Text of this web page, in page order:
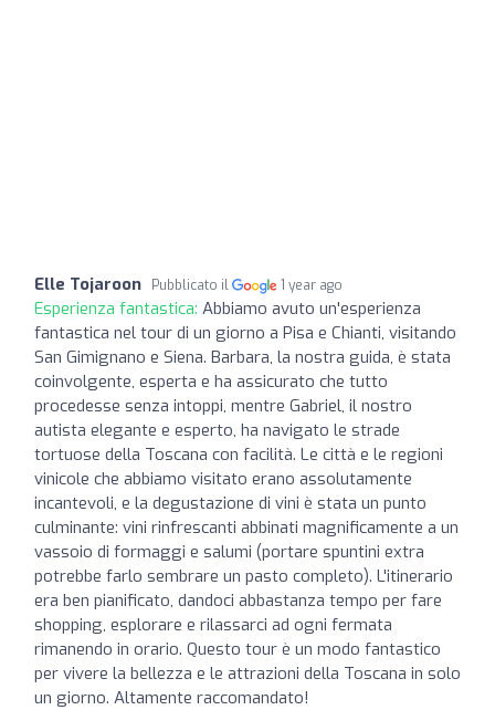
Elle Tojaroon Pubblicato il 1 year ago
Esperienza fantastica: Abbiamo avuto un'esperienza
fantastica nel tour di un giorno a Pisa e Chianti, visitando
San Gimignano e Siena. Barbara, la nostra guida, è stata
coinvolgente, esperta e ha assicurato che tutto
procedesse senza intoppi, mentre Gabriel, il nostro
autista elegante e esperto, ha navigato le strade
tortuose della Toscana con facilità. Le città e le regioni
vinicole che abbiamo visitato erano assolutamente
incantevoli, e la degustazione di vini è stata un punto
culminante: vini rinfrescanti abbinati magnificamente a un
vassoio di formaggi e salumi (portare spuntini extra
potrebbe farlo sembrare un pasto completo). L'itinerario
era ben pianificato, dandoci abbastanza tempo per fare
shopping, esplorare e rilassarci ad ogni fermata
rimanendo in orario. Questo tour è un modo fantastico
per vivere la bellezza e le attrazioni della Toscana in solo
un giorno. Altamente raccomandato!